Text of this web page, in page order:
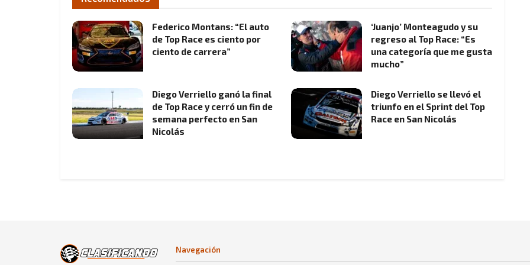
Federico Montans: “El auto
de Top Race es ciento por
ciento de carrera”
‘Juanjo’ Monteagudo y su
regreso al Top Race: “Es
una categoría que me gusta
mucho”
Diego Verriello ganó la final
de Top Race y cerró un fin de
semana perfecto en San
Nicolás
Diego Verriello se llevó el
triunfo en el Sprint del Top
Race en San Nicolás
Navegación